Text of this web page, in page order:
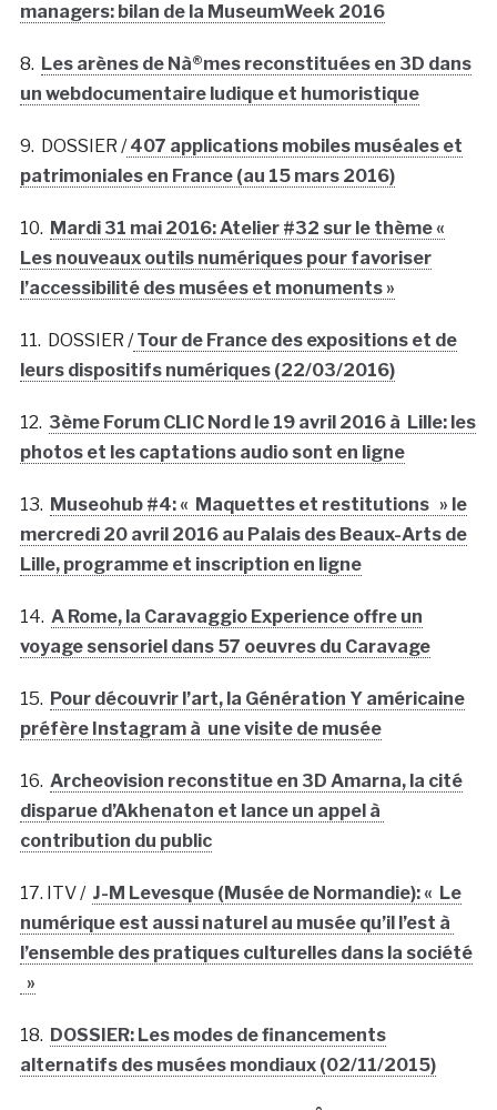
managers: bilan de la MuseumWeek 2016
8. Les arènes de Nà®mes reconstituées en 3D dans
un webdocumentaire ludique et humoristique
9. DOSSIER /407 applications mobiles muséales et
patrimoniales en France (au 15 mars 2016)
10. Mardi 31 mai 2016: Atelier #32 sur le thème «
Les nouveaux outils numériques pour favoriser
l’accessibilité des musées et monuments »
11. DOSSIER /Tour de France des expositions et de
leurs dispositifs numériques (22/03/2016)
12. 3ème Forum CLIC Nord le 19 avril 2016 à Lille: les
photos et les captations audio sont en ligne
13. Museohub #4: « Maquettes et restitutions » le
mercredi 20 avril 2016 au Palais des Beaux-Arts de
Lille, programme et inscription en ligne
14. A Rome, la Caravaggio Experience offre un
voyage sensoriel dans 57 oeuvres du Caravage
15. Pour découvrir l’art, la Génération Y américaine
préfère Instagram à une visite de musée
16. Archeovision reconstitue en 3D Amarna, la cité
disparue d’Akhenaton et lance un appel à
contribution du public
17. ITV / J-M Levesque (Musée de Normandie): « Le
numérique est aussi naturel au musée qu’il l’est à
l’ensemble des pratiques culturelles dans la société
»
18. DOSSIER: Les modes de financements
alternatifs des musées mondiaux (02/11/2015)